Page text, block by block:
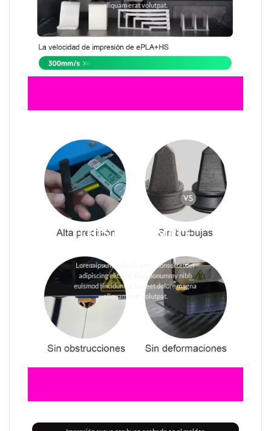
aliquam erat volutpat.
THIS IS A SIMPLE
Lorem ipsum dolor sit amet, consectetuer
adipiscing elit, sed diam nonummy nibh
euismod tincidunt ut laoreet dolore magna
aliquam erat volutpat.